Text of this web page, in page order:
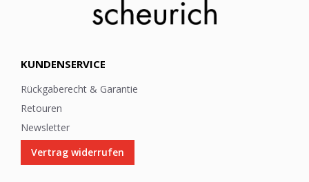
KUNDENSERVICE
Rückgaberecht & Garantie
Retouren
Newsletter
Vertrag widerrufen